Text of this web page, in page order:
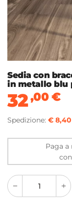
Sedia con
in metallo blu
32,00€
Spedizione: € 8,40
Paga a
con
quantity
button